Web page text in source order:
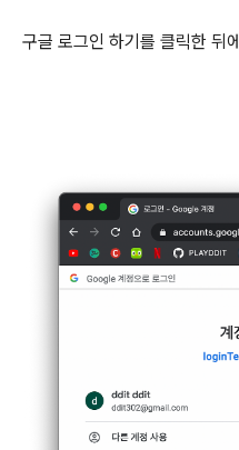
구글 로그인 하기를 클릭한 뒤에